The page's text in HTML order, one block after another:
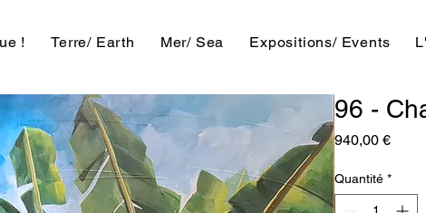
! Terre/ Earth Mer/ Sea Expositions/ Events
96 -
940,00 €Prix
Quantité *